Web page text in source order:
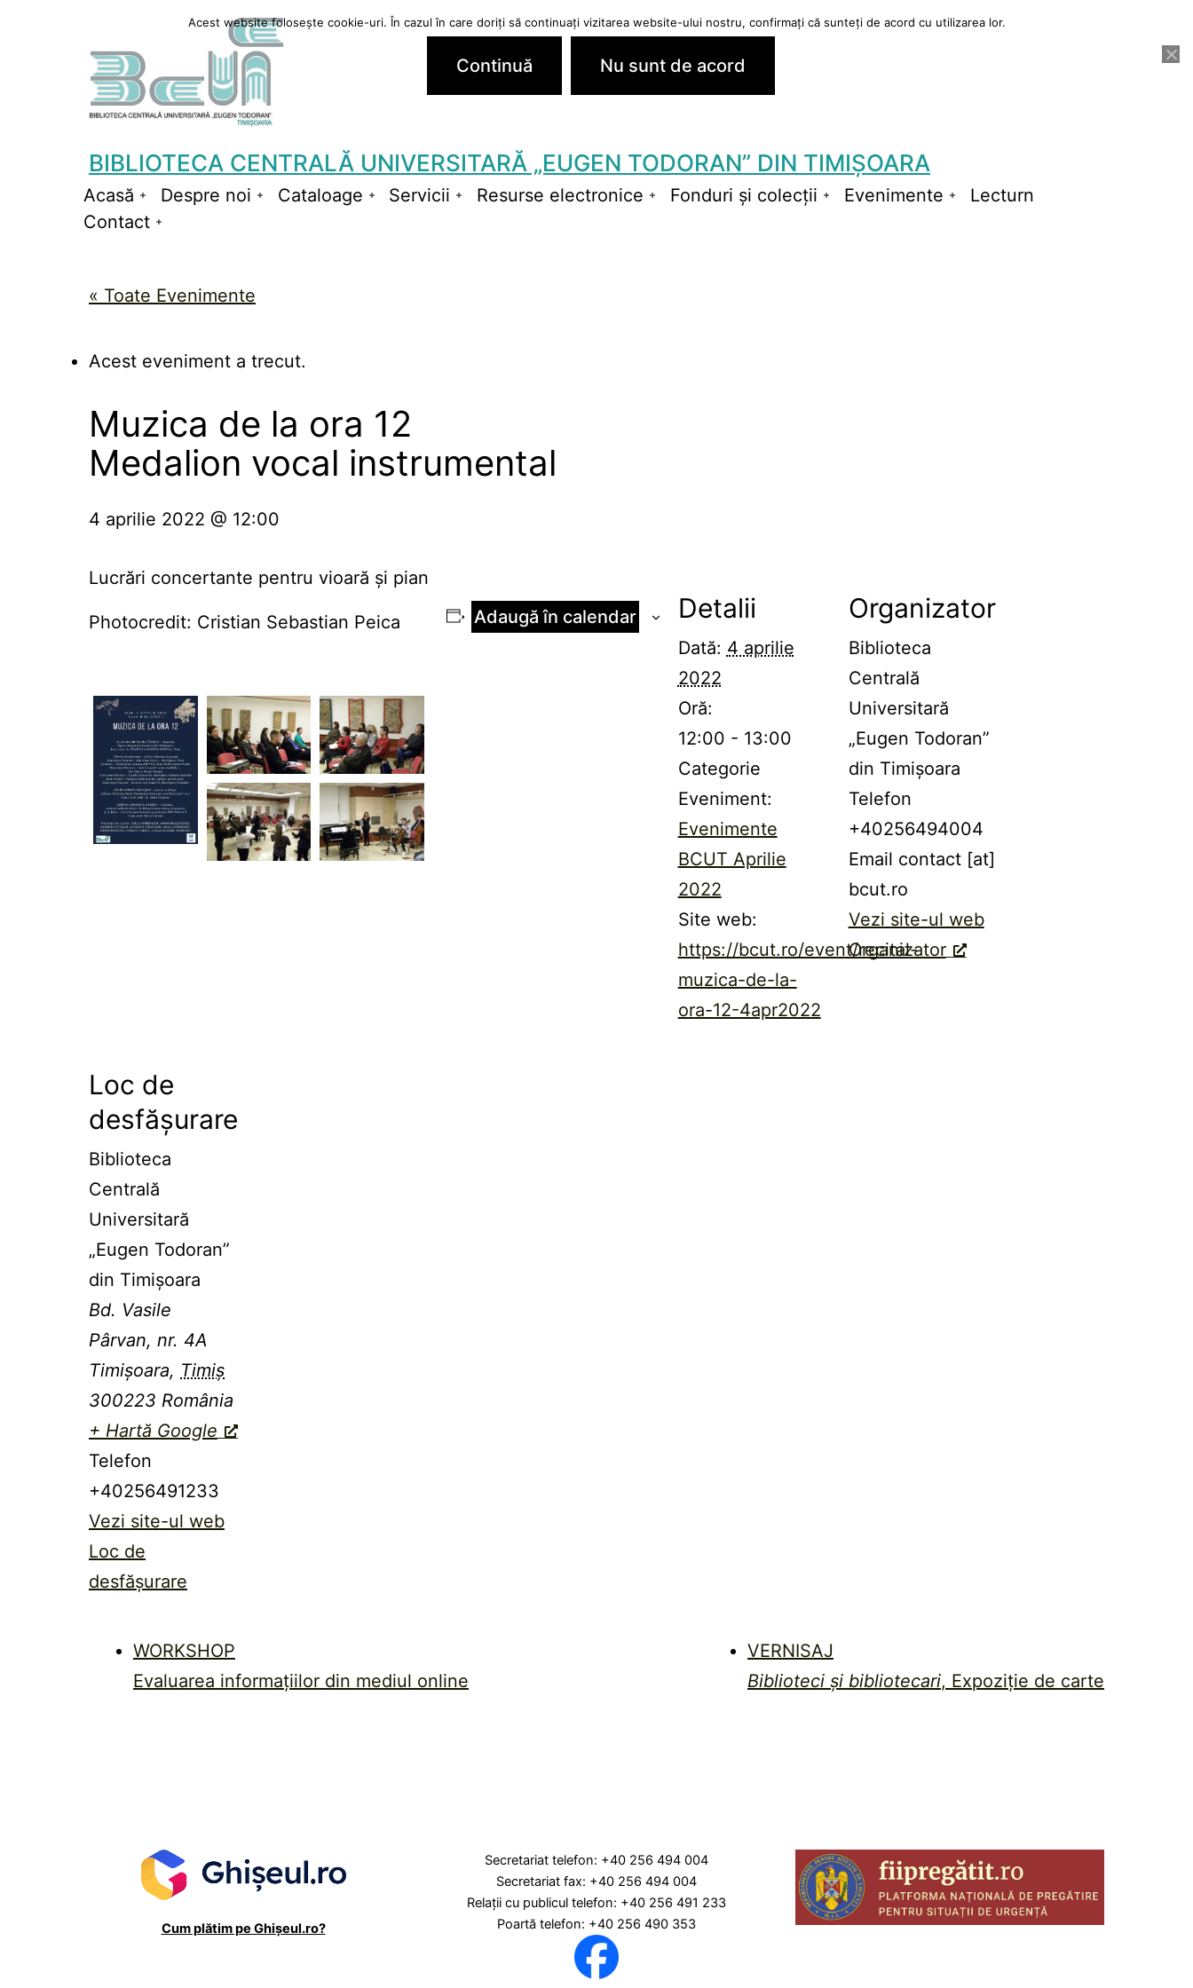
BIBLIOTECA CENTRALĂ UNIVERSITARĂ „EUGEN TODORAN” DIN TIMIȘOARA
Acasă
Deschide
meniul
Despre noi
Deschide
Cataloage
Deschide
Servicii
Deschide
Resurse electronice
Deschide
Fonduri și colecții
Deschide
Evenimente
Deschide
Lecturn
Contact
« Toate Evenimente
Acest eveniment a trecut.
Muzica de la ora 12
Medalion vocal instrumental
4 aprilie 2022 @ 12:00
Lucrări concertante pentru vioară și pian
Photocredit: Cristian Sebastian Peica Adaugă în calendar Detalii
Dată: 4 aprilie
2022
Oră:
12:00 - 13:00
Categorie
Eveniment:
Evenimente
BCUT Aprilie
2022
Site web:
https://bcut.ro/event/recital-
muzica-de-la-
ora-12-4apr2022
Organizator
Biblioteca
Centrală
Universitară
„Eugen Todoran”
din Timișoara
Telefon
+40256494004
Email contact [at]
bcut.ro
Vezi site-ul web
Organizator
Loc de
desfășurare
Biblioteca
Centrală
Universitară
„Eugen Todoran”
din Timişoara
Bd. Vasile
Pârvan, nr. 4A
Timișoara, Timiș
300223 România
+ Hartă Google
Telefon
+40256491233
Vezi site-ul web
Loc de
desfășurare
WORKSHOP
Evaluarea informațiilor din mediul online
VERNISAJ
Biblioteci și bibliotecari, Expoziție de carte
Cum plătim pe Ghișeul.ro?
Secretariat telefon: +40 256 494 004
Secretariat fax: +40 256 494 004
Relaţii cu publicul telefon: +40 256 491 233
Poartă telefon: +40 256 490 353
Acest website folosește cookie-uri. În cazul în care doriți să continuați vizitarea website-ului nostru, confirmați că sunteți de acord cu utilizarea lor.
Continuă Nu sunt de acord